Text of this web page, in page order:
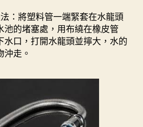
：將塑料管一端緊套在水龍頭
池的堵塞處，用布繞在橡皮管
水口，打開水龍頭並擰大，水的
走。